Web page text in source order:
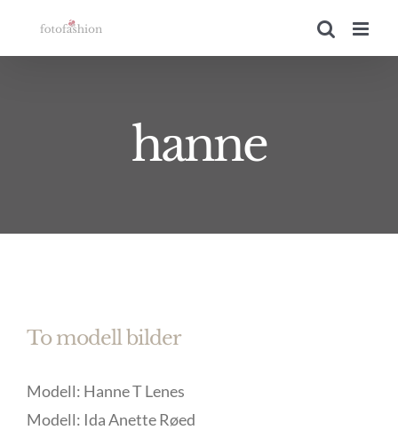
hanne
To modell bilder
Modell: Hanne T Lenes
Modell: Ida Anette Røed